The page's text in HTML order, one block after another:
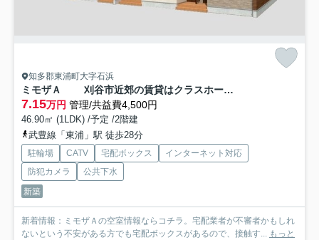
知多郡東浦町大字石浜
ミモザＡ 刈谷市近郊の賃貸はクラスホーム刈谷店
7.15万円 管理/共益費4,500円
46.90㎡ (1LDK) /予定 /2階建
武豊線「東浦」駅 徒歩28分
駐輪場 CATV 宅配ボックス
インターネット対応
防犯カメラ
公共下水
新築
新着情報：ミモザＡの空室情報ならコチラ。宅配業者が不審者かもしれ
ないという不安がある方でも宅配ボックスがあるので、接触す...
もっと